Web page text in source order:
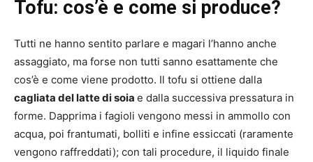
Tofu: cos’è e come si produce?
Tutti ne hanno sentito parlare e magari l’hanno anche
assaggiato, ma forse non tutti sanno esattamente che
cos’è e come viene prodotto. Il tofu si ottiene dalla
cagliata del latte di soia e dalla successiva pressatura in
forme. Dapprima i fagioli vengono messi in ammollo con
acqua, poi frantumati, bolliti e infine essiccati (raramente
vengono raffreddati); con tali procedure, il liquido finale